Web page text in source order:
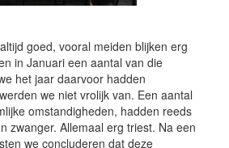
goed, vooral meiden blijken erg
in Januari een aantal van die
het jaar daarvoor hadden
we niet vrolijk van. Een aantal
omstandigheden, hadden reeds
zwanger. Allemaal erg triest. Na een
we concluderen dat deze